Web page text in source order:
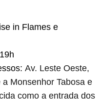
in Flames e
Av. Leste Oeste,
Monsenhor Tabosa e
como a entrada dos